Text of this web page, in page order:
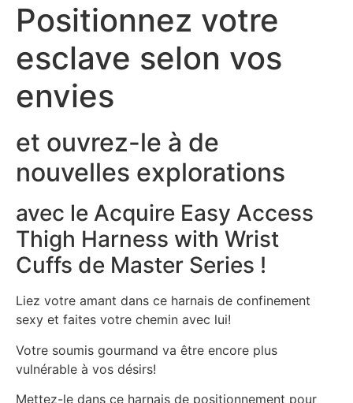
Positionnez votre
esclave selon vos
envies
et ouvrez-le à de
nouvelles explorations
avec le Acquire Easy Access
Thigh Harness with Wrist
Cuffs de Master Series !
Liez votre amant dans ce harnais de confinement
sexy et faites votre chemin avec lui!
Votre soumis gourmand va être encore plus
vulnérable à vos désirs!
Mettez-le dans ce harnais de positionnement pour